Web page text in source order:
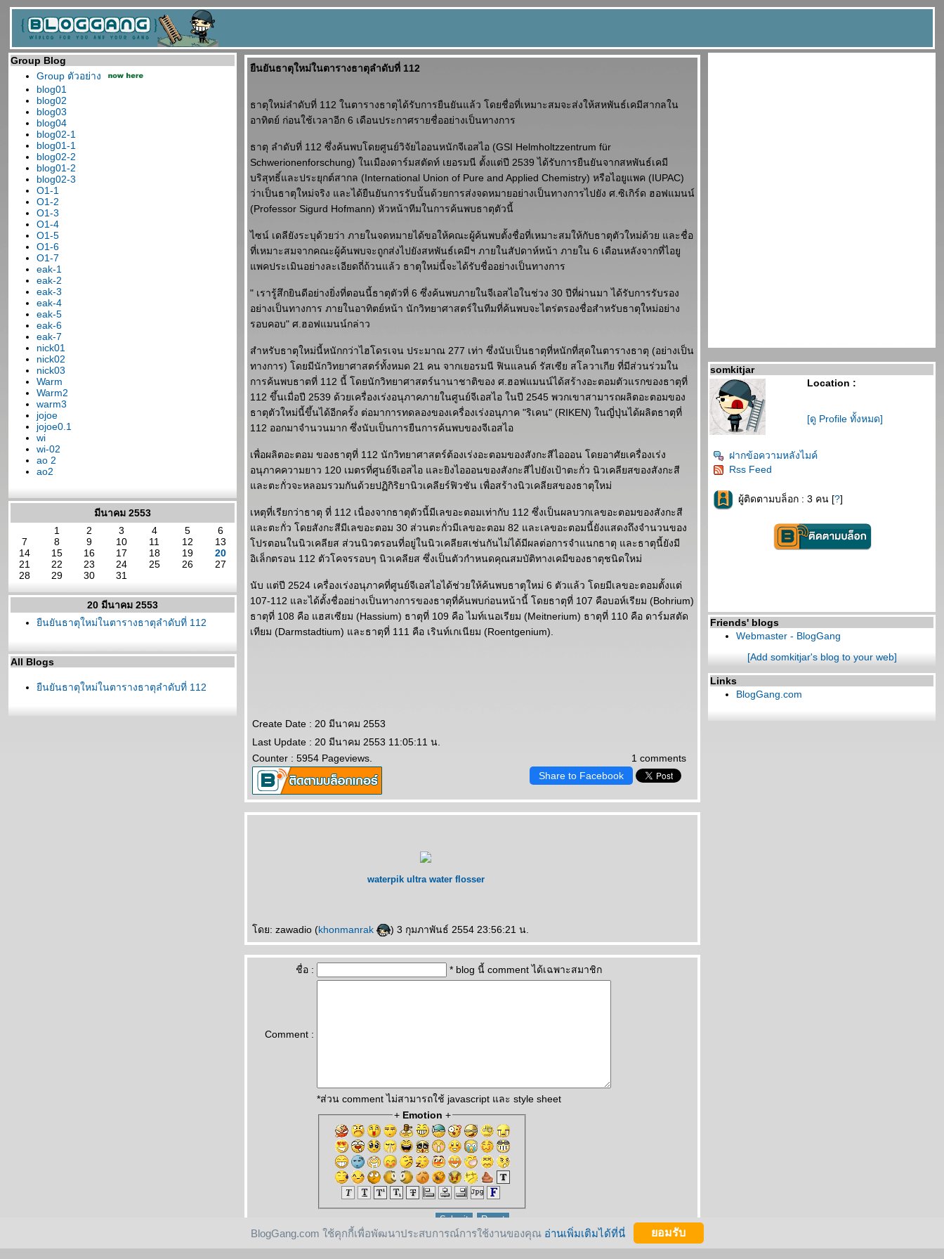
Group Blog
Group ตัวอย่าง
blog01
blog02
blog03
blog04
blog02-1
blog01-1
blog02-2
blog01-2
blog02-3
O1-1
O1-2
O1-3
O1-4
O1-5
O1-6
O1-7
eak-1
eak-2
eak-3
eak-4
eak-5
eak-6
eak-7
nick01
nick02
nick03
Warm
Warm2
warm3
jojoe
jojoe0.1
wi
wi-02
ao 2
ao2
มีนาคม 2553
1
2 3 4 5
6
7
8 9 10 11 12
13
14
15 16 17 18 19
20
21
22 23 24 25 26
27
28
29 30 31
20 มีนาคม 2553
ืนยันธาตุใหม่ในตารางธาตุลำดับที่ 112
All Blogs
ืนยันธาตุใหม่ในตารางธาตุลำดับที่ 112
ืนยันธาตุใหม่ในตารางธาตุลำดับที่ 112
ธาตุใหม่ลำดับที่ 112 ในตารางธาตุได้รับการยืนยันแล้ว โดยชื่อที่เหมาะสมจะส่งให้สหพันธ์เคมีสากลใน
อาทิตย์ ก่อนใช้เวลาอีก 6 เดือนประกาศรายชื่ออย่างเป็นทางการ
ธาตุ ลำดับที่ 112 ซึ่งค้นพบโดยศูนย์วิจัยไออนหนักจีเอสไอ (GSI Helmholtzzentrum für
Schwerionenforschung) ในเมืองดาร์มสตัดท์ เยอรมนี ตั้งแต่ปี 2539 ได้รับการยืนยันจากสหพันธ์เคมี
บริสุทธิ์และประยุกต์สากล (International Union of Pure and Applied Chemistry) หรือไอยูแพค (IUPAC)
ว่าเป็นธาตุใหม่จริง และได้ยืนยันการรับนั้นด้วยการส่งจดหมายอย่างเป็นทางการไปยัง ศ.ซิเกิร์ด ฮอฟแมนน์
(Professor Sigurd Hofmann) หัวหน้าทีมในการค้นพบธาตุตัวนี้
ไซน์ เดลียังระบุด้วยว่า ภายในจดหมายได้ขอให้คณะผู้ค้นพบตั้งชื่อที่เหมาะสมให้กับธาตุตัวใหม่ด้วย และชื่อ
ที่เหมาะสมจากคณะผู้ค้นพบจะถูกส่งไปยังสหพันธ์เคมีฯ ภายในสัปดาห์หน้า ภายใน 6 เดือนหลังจากที่ไอยู
พคประเมินอย่างละเอียดถี่ถ้วนแล้ว ธาตุใหม่นี้จะได้รับชื่ออย่างเป็นทางการ
" เรารู้สึกยินดีอย่างยิ่งที่ตอนนี้ธาตุตัวที่ 6 ซึ่งค้นพบภายในจีเอสไอในช่วง 30 ปีที่ผ่านมา ได้รับการรับรอง
อย่างเป็นทางการ ภายในอาทิตย์หน้า นักวิทยาศาสตร์ในทีมที่ค้นพบจะไตร่ตรองชื่อสำหรับธาตุใหม่อย่าง
รอบคอบ" ศ.ฮอฟแมนน์กล่าว
สำหรับธาตุใหม่นี้หนักกว่าไฮโดรเจน ประมาณ 277 เท่า ซึ่งนับเป็นธาตุที่หนักที่สุดในตารางธาตุ (อย่างเป็น
ทางการ) โดยมีนักวิทยาศาสตร์ทั้งหมด 21 คน จากเยอรมนี ฟินแลนด์ รัสเซีย สโลวาเกีย ที่มีส่วนร่วมใน
การค้นพบธาตที่ 112 นี้ โดยนักวิทยาศาสตร์นานาชาติของ ศ.ฮอฟแมนน์ได้สร้างอะตอมตัวแรกของธาตุที่
112 ขึ้นเมื่อปี 2539 ด้วยเครื่องเร่งอนุภาคภายในศูนย์จีเอสไอ ในปี 2545 พวกเขาสามารถผลิตอะตอมของ
ธาตุตัวใหม่นี้ขึ้นได้อีกครั้ง ต่อมาการทดลองของเครื่องเร่งอนุภาค "ริเคน" (RIKEN) ในญี่ปุ่นได้ผลิตธาตุที่
112 ออกมาจำนวนมาก ซึ่งนับเป็นการยืนการค้นพบของจีเอสไอ
เพื่อผลิตอะตอม ของธาตุที่ 112 นักวิทยาศาสตร์ต้องเร่งอะตอมของสังกะสีไอออน โดยอาศัยเครื่องเร่ง
อนุภาคความยาว 120 เมตรที่ศูนย์จีเอสไอ และยิงไอออนของสังกะสีไปยังเป้าตะกั่ว นิวเคลียสของสังกะสี
ละตะกั่วจะหลอมรวมกันด้วยปฏิกิริยานิวเคลียร์ฟิวชัน เพื่อสร้างนิวเคลียสของธาตุใหม่
เหตุที่เรียกว่าธาตุ ที่ 112 เนื่องจากธาตุตัวนี้มีเลขอะตอมเท่ากับ 112 ซึ่งเป็นผลบวกเลขอะตอมของสังกะสี
ละตะกั่ว โดยสังกะสีมีเลขอะตอม 30 ส่วนตะกั่วมีเลขอะตอม 82 และเลขอะตอมนี้ยังแสดงถึงจำนวนของ
ปรตอนในนิวเคลียส ส่วนนิวตรอนที่อยู่ในนิวเคลียสเช่นกันไม่ได้มีผลต่อการจำแนกธาตุ และธาตุนี้ยังมี
อิเล็กตรอน 112 ตัวโคจรรอบๆ นิวเคลียส ซึ่งเป็นตัวกำหนดคุณสมบัติทางเคมีของธาตุชนิดใหม่
นับ แต่ปี 2524 เครื่องเร่งอนุภาคที่ศูนย์จีเอสไอได้ช่วยให้ค้นพบธาตุใหม่ 6 ตัวแล้ว โดยมีเลขอะตอมตั้งแต่
107-112 และได้ตั้งชื่ออย่างเป็นทางการของธาตุที่ค้นพบก่อนหน้านี้ โดยธาตุที่ 107 คือบอห์เรียม (Bohrium)
ธาตุที่ 108 คือ แฮสเซียม (Hassium) ธาตุที่ 109 คือ ไมท์เนอเรียม (Meitnerium) ธาตุที่ 110 คือ ดาร์มสตัด
เทียม (Darmstadtium) และธาตุที่ 111 คือ เรินท์เกเนียม (Roentgenium).
Create Date : 20 มีนาคม 2553
1 comments
Last Update : 20 มีนาคม 2553 11:05:11 น.
Counter : 5954 Pageviews.
Share to Facebook
waterpik ultra water flosser
ดย: zawadio (khonmanrak ) 3 กุมภาพันธ์ 2554 23:56:21 น.
ชื่อ : * blog นี้ comment ได้เฉพาะสมาชิก
Comment :
*ส่วน comment ไม่สามารถใช้ javascript และ style sheet
+ Emotion +
somkitjar
Location :
[ดู Profile ทั้งหมด]
ฝากข้อความหลังไมค์
Rss Feed
ผู้ติดตามบล็อก : 3 คน [?]
Friends' blogs
Webmaster - BlogGang
[Add somkitjar's blog to your web]
Links
BlogGang.com
BlogGang.com ใช้คุกกี้เพื่อพัฒนาประสบการณ์การใช้งานของคุณ อ่านเพิ่มเติมได้ที่นี่